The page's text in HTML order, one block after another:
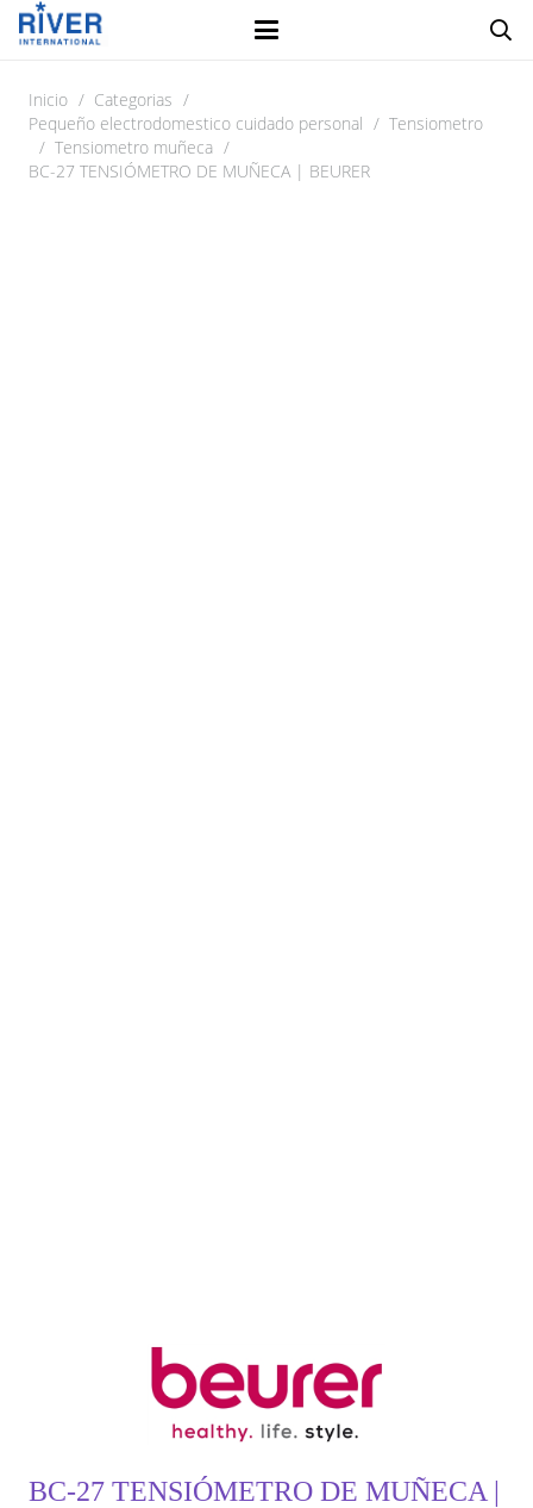
Inicio / Categorias /
Pequeño electrodomestico cuidado personal / Tensiometro
/ Tensiometro muñeca /
BC-27 TENSIÓMETRO DE MUÑECA | BEURER
BC-27 TENSIÓMETRO DE MUÑECA |